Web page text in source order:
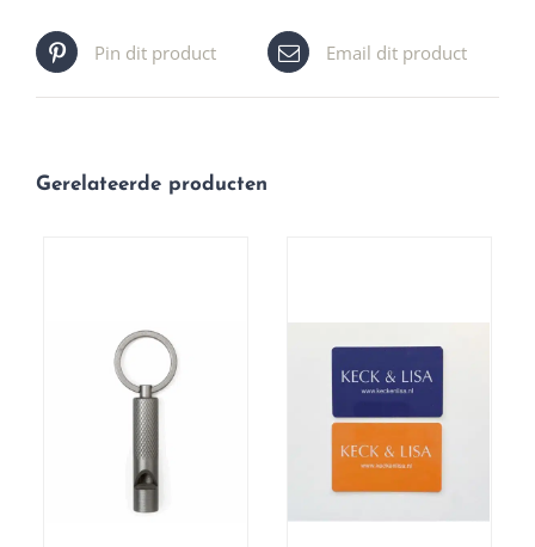
Pin dit product Email dit product
Gerelateerde producten